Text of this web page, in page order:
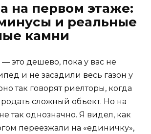
на первом этаже:
и реальные
камни
это дешево, пока у вас не
и не засадили весь газон у
так говорят риелторы, когда
сложный объект. Но на
так однозначно. Я видел, как
переезжали на «единичку»,